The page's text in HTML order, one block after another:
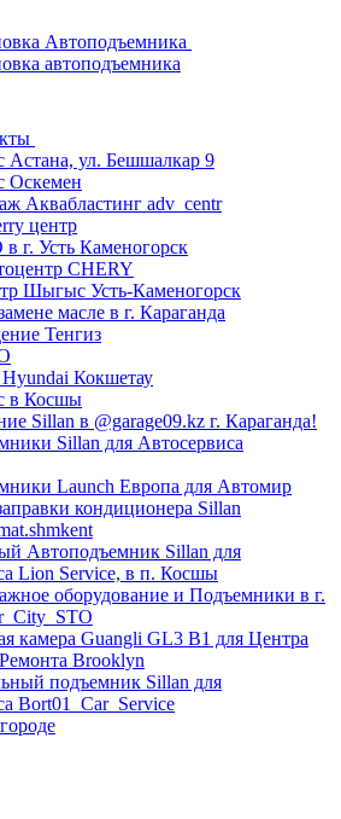
Автоподъемника
автоподъемника
Астана, ул. Бешшалкар 9
Оскемен
Аквабластинг adv_centr
центр
г. Усть Каменогорск
CHERY
Шыгыс Усть-Каменогорск
масле в г. Караганда
Тенгиз
Кокшетау
в Косшы
Sillan в @garage09.kz г. Караганда!
Sillan для Автосервиса
Launch Европа для Автомир
кондиционера Sillan
Автоподъемник Sillan для
Lion Service, в п. Косшы
оборудование и Подъемники в г.
камера Guangli GL3 B1 для Центра
Brooklyn
подъемник Sillan для
Bort01_Car_Service